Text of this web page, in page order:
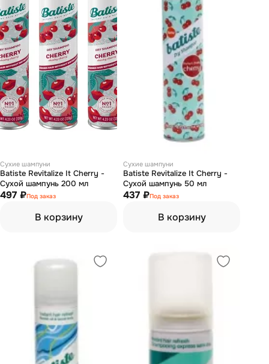
Сухие шампуни
Batiste Revitalize It Cherry -
Сухой шампунь 200 мл
497 ₽Под заказ
В корзину
Сухие шампуни
Batiste Revitalize It Cherry -
Сухой шампунь 50 мл
437 ₽Под заказ
В корзину